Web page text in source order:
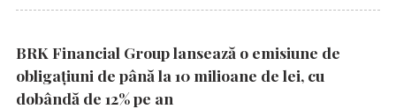
BRK Financial Group lansează o emisiune de
obligațiuni de până la 10 milioane de lei, cu
dobândă de 12% pe an